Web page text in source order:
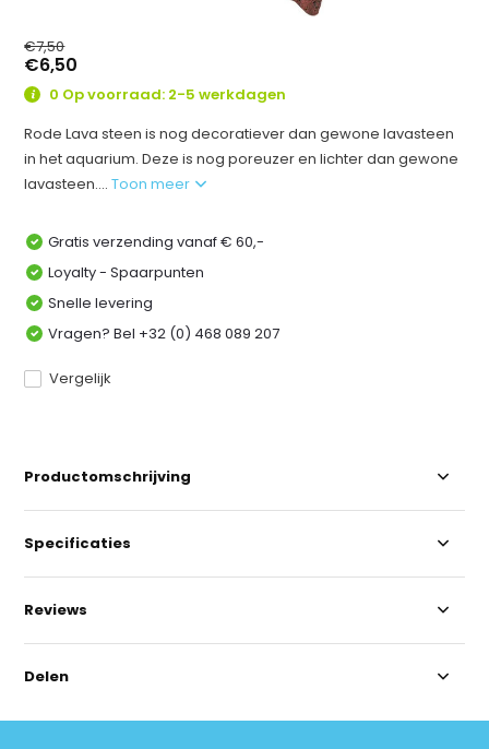
€7,50
€6,50
0 Op voorraad: 2-5 werkdagen
Rode Lava steen is nog decoratiever dan gewone lavasteen
in het aquarium. Deze is nog poreuzer en lichter dan gewone
lavasteen....Toon meer
Gratis verzending vanaf € 60,-
Loyalty - Spaarpunten
Snelle levering
Vragen? Bel +32 (0) 468 089 207
Vergelijk
Productomschrijving
Specificaties
Reviews
Delen